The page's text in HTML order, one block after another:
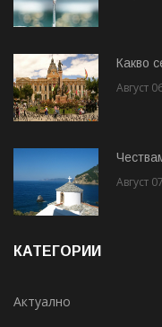
Какво
Август
Август
КАТЕГОРИИ
Актуално